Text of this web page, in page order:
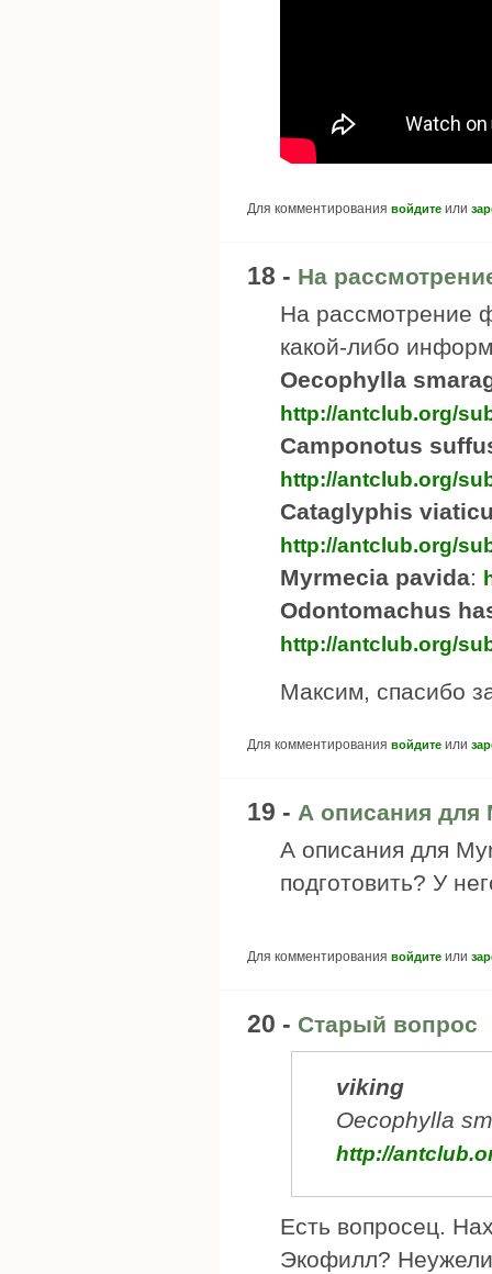
Для комментирования войдите или
18 - На
На рассмотрение
какой-либо
Oecophylla
http://antclub.org/
Camponotus
http://antclub.org/
Cataglyphis
http://antclub.org/
Myrmecia pavida:
Odontomachus
http://antclub.org/
Максим, спасибо
Для комментирования войдите или
19 - А описания для
А описания для
подготовить? У
Для комментирования войдите или
20 - Старый вопрос
viking
Oecophylla
http://
Есть вопросец.
Экофилл?